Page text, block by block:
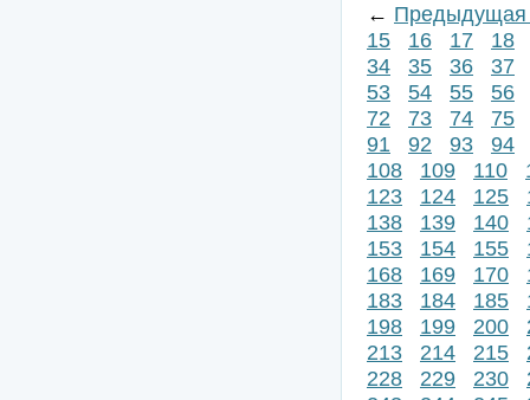
← Предыдущая
15
16 17
18
34
35 36
37
53
54 55
56
72
73 74
75
91
92 93
94
108
109 110
123
124 125
138
139 140
153
154 155
168
169 170
183
184 185
198
199 200
213
214 215
228
229 230